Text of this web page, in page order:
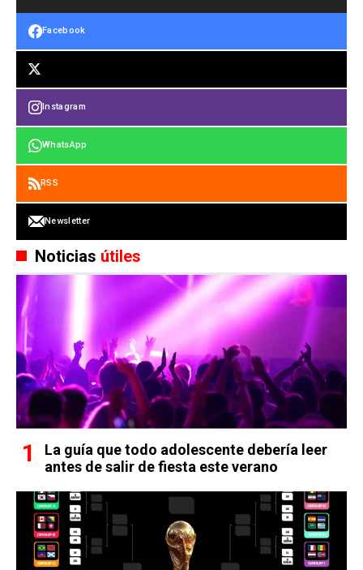
Facebook
Instagram
WhatsApp
RSS
Newsletter
Noticias útiles
La guía que todo adolescente debería leer
antes de salir de fiesta este verano